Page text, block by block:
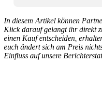
In diesem Artikel können
Klick darauf gelangt ihr direkt
einen Kauf entscheiden,
euch ändert sich am Preis
Einfluss auf unsere